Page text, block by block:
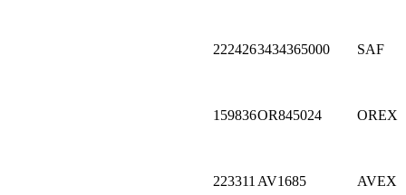
2224263434365000 SAF
159836OR845024 OREX
223311 AV1685 AVEX